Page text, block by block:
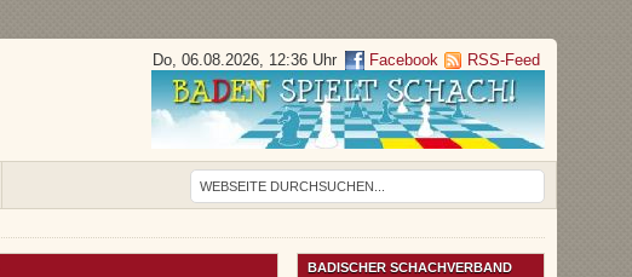
Do, 06.08.2026, 12:36 Uhr Facebook RSS-Feed
BADISCHER SCHACHVERBAND